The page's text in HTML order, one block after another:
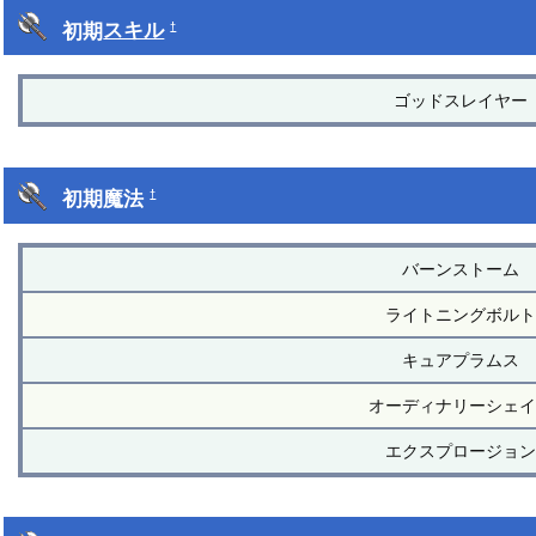
初期スキル †
ゴッドスレイヤー
初期魔法†
バーンストーム
ライトニングボルト
キュアプラムス
オーディナリーシェ
エクスプロージョン